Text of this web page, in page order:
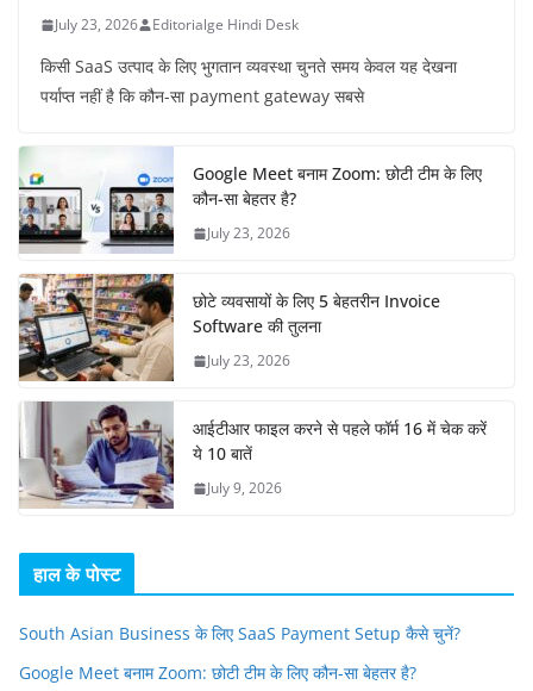
July 23, 2026 Editorialge Hindi Desk
किसी SaaS उत्पाद के लिए भुगतान व्यवस्था चुनते समय केवल यह देखना
पर्याप्त नहीं है कि कौन-सा payment gateway सबसे
Google Meet बनाम Zoom: छोटी टीम के लिए
कौन-सा बेहतर है?
July 23, 2026
छोटे व्यवसायों के लिए 5 बेहतरीन Invoice
Software की तुलना
July 23, 2026
आईटीआर फाइल करने से पहले फॉर्म 16 में चेक करें
ये 10 बातें
July 9, 2026
हाल के पोस्ट
South Asian Business के लिए SaaS Payment Setup कैसे चुनें?
Google Meet बनाम Zoom: छोटी टीम के लिए कौन-सा बेहतर है?